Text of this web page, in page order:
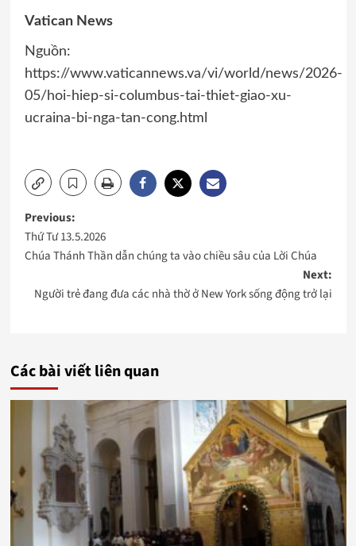
Vatican News
Nguồn:
https://www.vaticannews.va/vi/world/news/2026-
05/hoi-hiep-si-columbus-tai-thiet-giao-xu-
ucraina-bi-nga-tan-cong.html
Post
navigation
Previous:
Thứ Tư 13.5.2026
Chúa Thánh Thần dẫn chúng ta vào chiều sâu của Lời Chúa
Next:
Người trẻ đang đưa các nhà thờ ở New York sống động trở lại
Các bài viết liên quan